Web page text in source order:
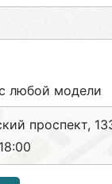
любой модели
проспект,